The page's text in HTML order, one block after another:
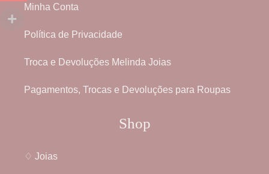
Minha Conta
Política de Privacidade
Troca e Devoluções Melinda Joias
Pagamentos, Trocas e Devoluções para Roupas
Shop
♢ Joias